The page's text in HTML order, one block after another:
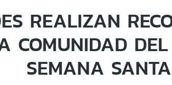
REALIZAN
COMUNIDAD
SEMANA SANTA